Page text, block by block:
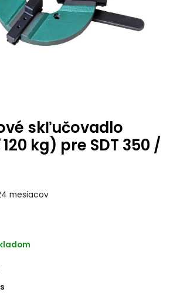
skľučovadlo
kg) pre SDT 350 /
mesiacov